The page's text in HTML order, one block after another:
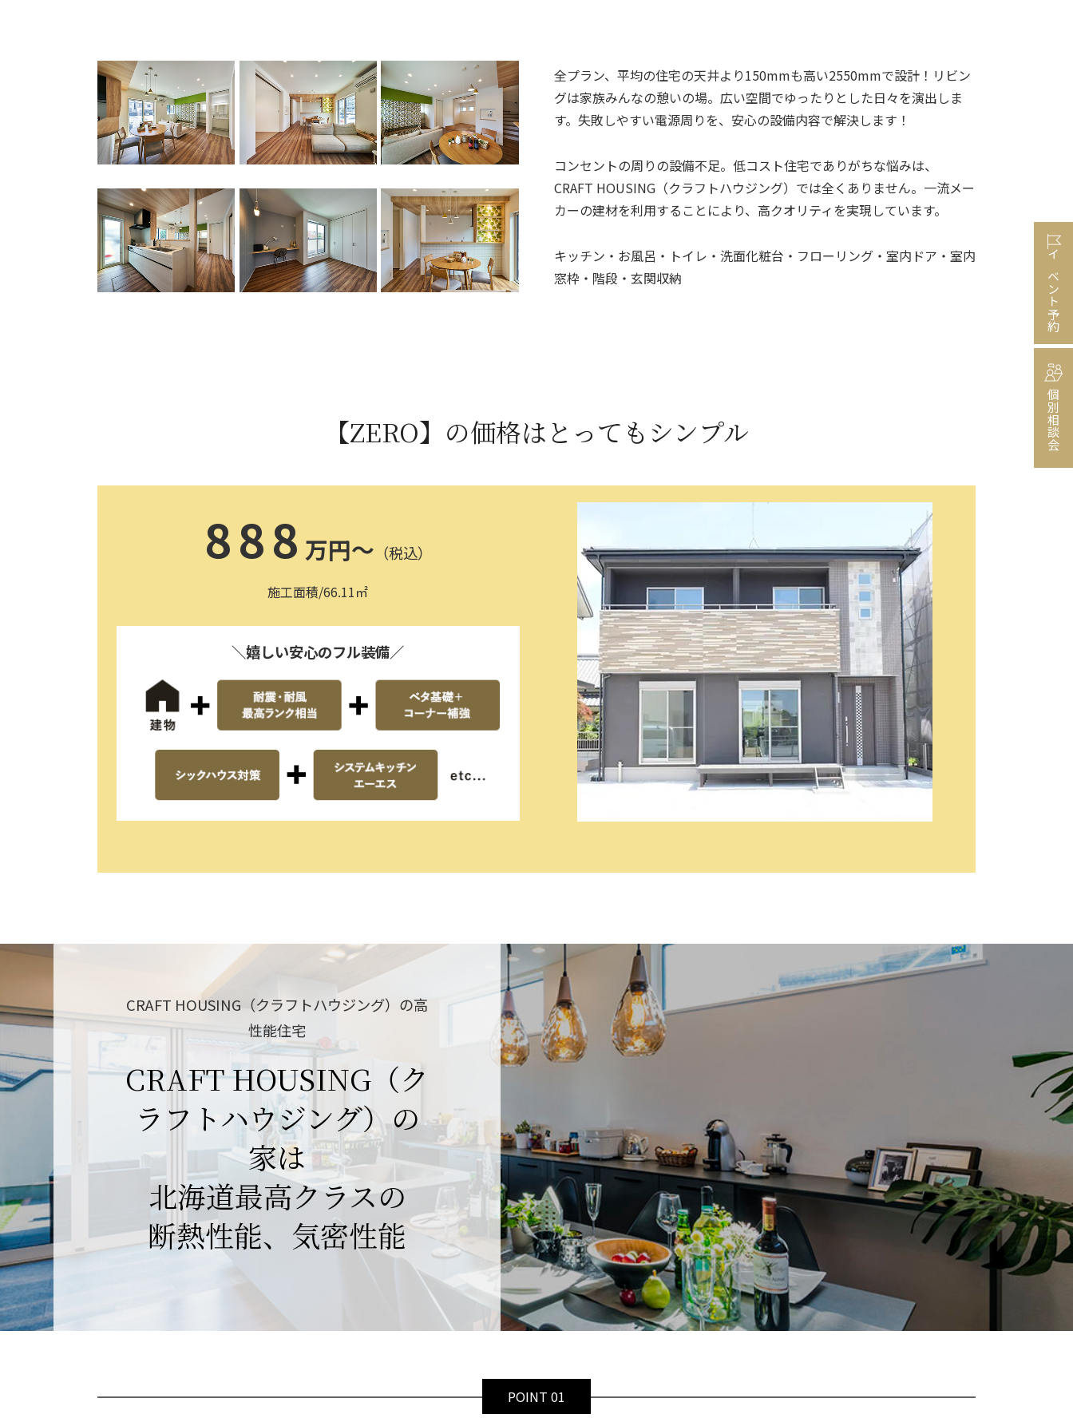
全プラン、平均の住宅の天井より150mmも高い2550mmで設計！リビン
グは家族みんなの憩いの場。広い空間でゆったりとした日々を演出しま
す。失敗しやすい電源周りを、安心の設備内容で解決します！
コンセントの周りの設備不足。低コスト住宅でありがちな悩みは、
CRAFT HOUSING（クラフトハウジング）では全くありません。一流メー
カーの建材を利用することにより、高クオリティを実現しています。
キッチン・お風呂・トイレ・洗面化粧台・フローリング・室内ドア・室内
窓枠・階段・玄関収納
【ZERO】の価格はとってもシンプル
888 万円～ （税込）
施工面積/66.11㎡
＼嬉しい安心のフル装備／
CRAFT HOUSING（クラフトハウジング）の高
性能住宅
CRAFT HOUSING（ク
ラフトハウジング）の
家は
北海道最高クラスの
断熱性能、気密性能
POINT 01
イベント予約
個別相談会